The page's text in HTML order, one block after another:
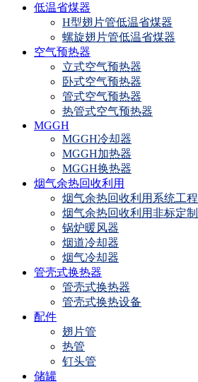
低温省煤器
H型翅片管低温省煤器
螺旋翅片管低温省煤器
空气预热器
立式空气预热器
卧式空气预热器
管式空气预热器
热管式空气预热器
MGGH
MGGH冷却器
MGGH加热器
MGGH换热器
烟气余热回收利用
烟气余热回收利用系统工程
烟气余热回收利用非标定制
锅炉暖风器
烟道冷却器
烟气冷却器
管壳式换热器
管壳式换热器
管壳式换热设备
配件
翅片管
热管
钉头管
储罐